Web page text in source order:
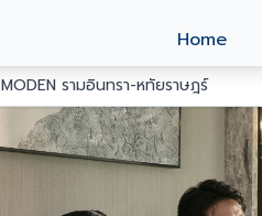
Home
MODEN รามอินทรา-หทัยราษฎร์